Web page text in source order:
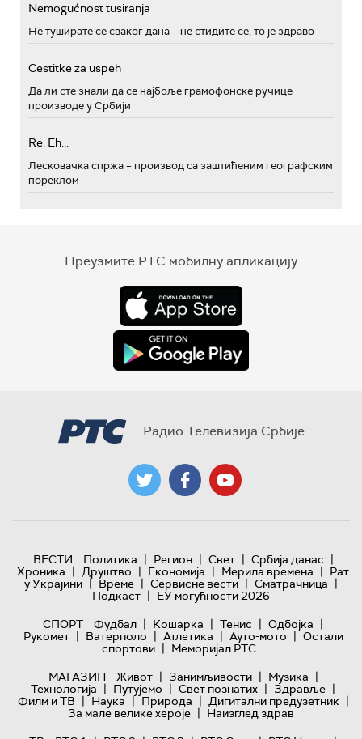
Nemogućnost tusiranja
Не туширате се сваког дана – не стидите се, то је здраво
Cestitke za uspeh
Да ли сте знали да се најбоље грамофонске ручице
производе у Србији
Re: Eh...
Лесковачка спржа – производ са заштићеним географским
пореклом
Преузмите РТС мобилну апликацију
Радио Телевизија Србије
ВЕСТИ Политика | Регион | Свет | Србија данас |
Хроника | Друштво | Економија | Мерила времена | Рат
у Украјини | Време | Сервисне вести | Сматрачница |
Подкаст | ЕУ могућности 2026
СПОРТ
Фудбал | Кошарка | Тенис | Одбојка |
Рукомет | Ватерполо | Атлетика | Ауто-мото | Остали
спортови | Меморијал РТС
МАГАЗИН
Живот | Занимљивости | Музика |
Технологијa | Путујемо | Свет познатих | Здравље |
Филм и ТВ | Наука | Природа | Дигитални предузетник |
За мале велике хероје | Наизглед здрав